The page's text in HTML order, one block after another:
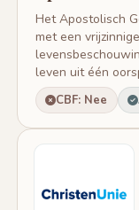
Het Apostolisch
met een
leven uit één
CBF: Nee